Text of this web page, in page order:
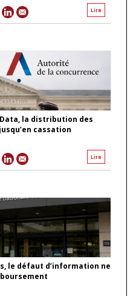
Lire
la distribution des
cassation
Lire
le défaut d’information ne